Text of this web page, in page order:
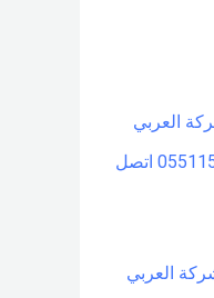
فني مكيفات بحائل – 0551154864 اتصل